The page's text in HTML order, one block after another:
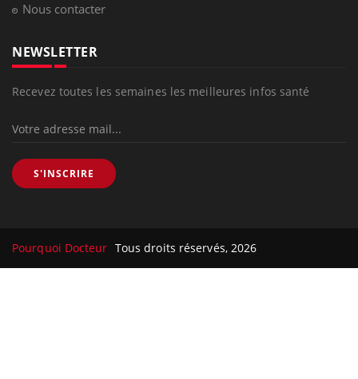
Nous contacter
NEWSLETTER
Recevez toutes les semaines les meilleures infos santé
S'INSCRIRE
Pourquoi Docteur Tous droits réservés, 2026